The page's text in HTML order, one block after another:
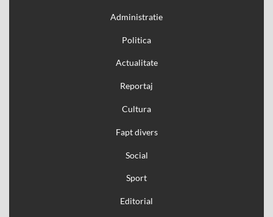
Administratie
Politica
Actualitate
Reportaj
Cultura
Fapt divers
Social
Sport
Editorial